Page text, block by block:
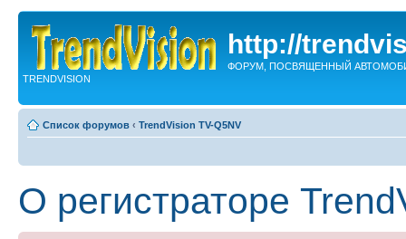
http://
ФОРУМ, ПОСВЯЩЕННЫЙ
TRENDVISION
Список форумов ‹ TrendVision TV-Q5NV
О регистраторе